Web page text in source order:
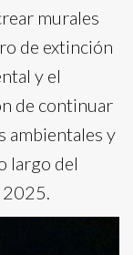
murales
de extinción
y el
de continuar
ambientales y
largo del